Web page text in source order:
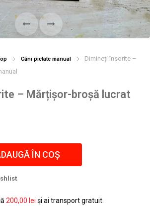
Căni pictate manual
Dimineți însorite –
– Mărțişor-broşă lucrat
ÎN COȘ
200,00 lei și ai transport gratuit.